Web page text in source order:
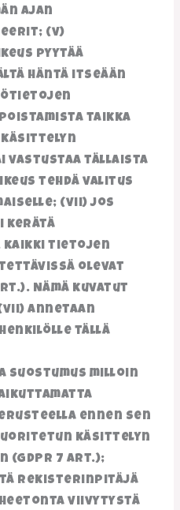
ajan
(v)
pyytää
häntä itseään
taikka
vastustaa tällaista
tehdä valitus
(vii) jos
kerätä
tietojen
olevat
Nämä kuvatut
annetaan
tällä
suostumus milloin
ennen sen
käsittelyn
(GDPR 7 art.);
rekisterinpitäjä
viivytystä